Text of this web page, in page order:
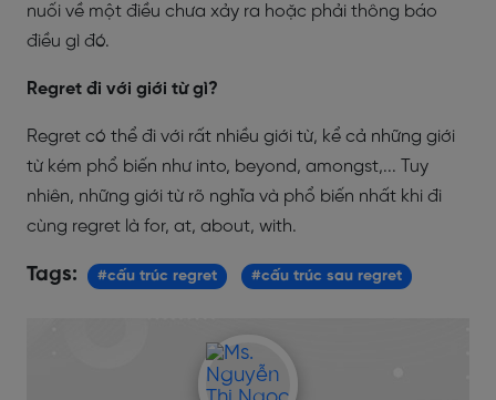
nuối về một điều chưa xảy ra hoặc phải thông báo
điều gì đó.
Regret đi với giới từ gì?
Regret có thể đi với rất nhiều giới từ, kể cả những giới
từ kém phổ biến như into, beyond, amongst,... Tuy
nhiên, những giới từ rõ nghĩa và phổ biến nhất khi đi
cùng regret là for, at, about, with.
Tags: #cấu trúc regret #cấu trúc sau regret